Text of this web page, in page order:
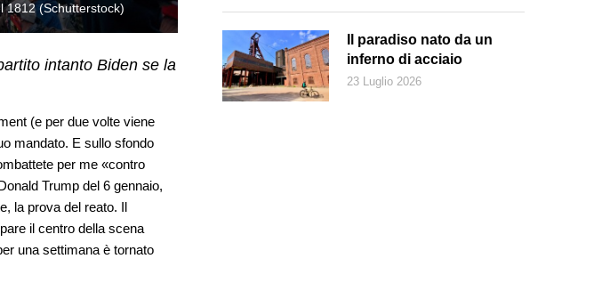
1812 (Schutterstock) Quello del 6 gennaio è stato il primo attacco al Campidoglio dalla
intanto Biden se la
(e per due volte viene
mandato. E sullo sfondo
per me «contro
Trump del 6 gennaio,
la prova del reato. Il
il centro della scena
una settimana è tornato
Il paradiso nato da un
inferno di acciaio
23 Luglio 2026